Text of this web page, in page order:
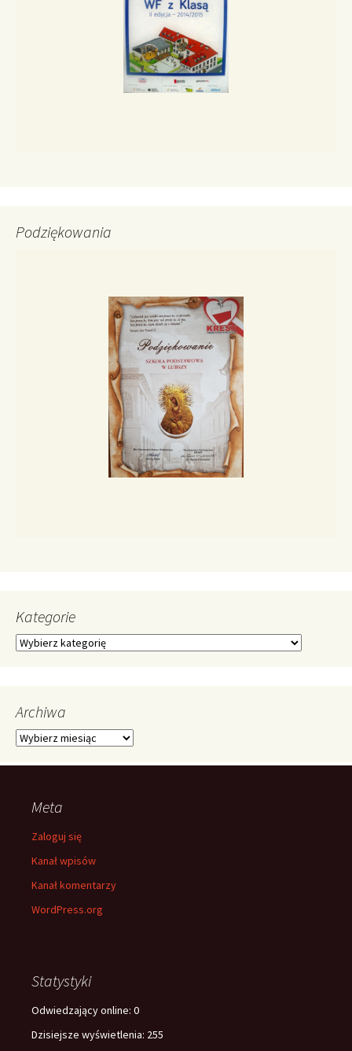
Podziękowania
Kategorie
Kategorie
Archiwa
Archiwa
Meta
Zaloguj się
Kanał wpisów
Kanał komentarzy
WordPress.org
Statystyki
Odwiedzający online: 0
Dzisiejsze wyświetlenia: 255